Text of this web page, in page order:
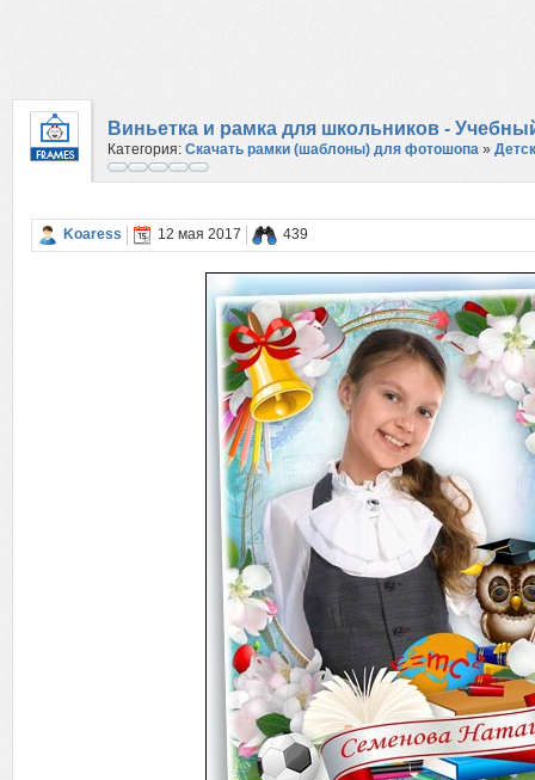
Виньетка и рамка для школьников -
Категория: Скачать рамки (шаблоны) для фотошопа »
Koaress 12 мая 2017 439